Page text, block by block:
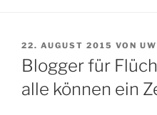
VERÖFFENTLICHT
AM
22. AUGUST 2015 VON
Blogger für
alle können ein